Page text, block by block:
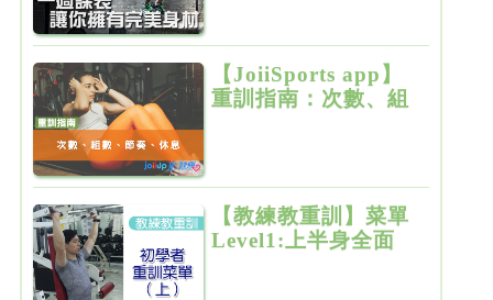
【JoiiSports app】
重訓指南：次數、組
【教練教重訓】菜單
Level1:上半身全面